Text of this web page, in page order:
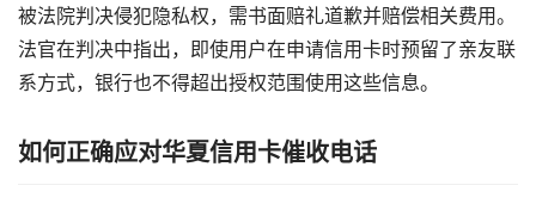
被法院判决侵犯隐私权，需书面赔礼道歉并赔偿相关费用。
法官在判决中指出，即使用户在申请信用卡时预留了亲友联
系方式，银行也不得超出授权范围使用这些信息。
如何正确应对华夏信用卡催收电话